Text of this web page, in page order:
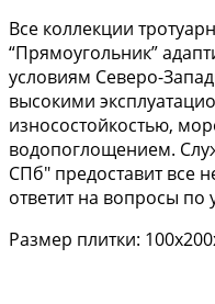
Все коллекции
“Прямоугольник”
условиям Северо-
высокими
износостойкостью,
водопоглощением.
СПб" предоставит все
ответит на вопросы
Размер плитки: